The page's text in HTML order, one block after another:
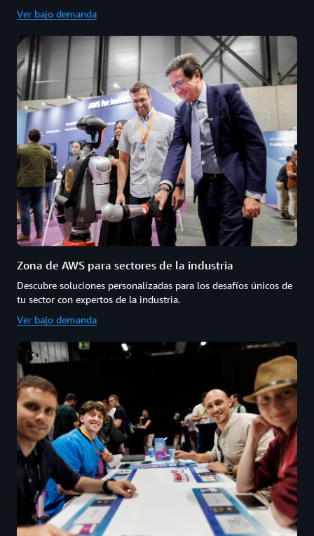
Ver bajo demanda
Zona de AWS para sectores de la industria
Descubre soluciones personalizadas para los desafíos únicos de
tu sector con expertos de la industria.
Ver bajo demanda